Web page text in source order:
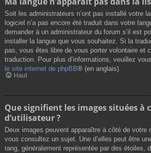
Soit les administrateurs n’ont pas installé votre
logiciel n’a pas encore été traduit dans votre
demander à un administrateur du forum s’il est
installer la langue que vous souhaitez. Si la
pas, vous êtes libre de vous porter volontaire et
traduction. Pour plus d’informations, veuillez
le site internet de phpBB® (en anglais).
Haut
Que signifient les images situées à
d’utilisateur ?
Deux images peuvent apparaître à côté de votre
vous consultez un sujet. Une d’elles peut être
rang, généralement représentée par des étoiles,